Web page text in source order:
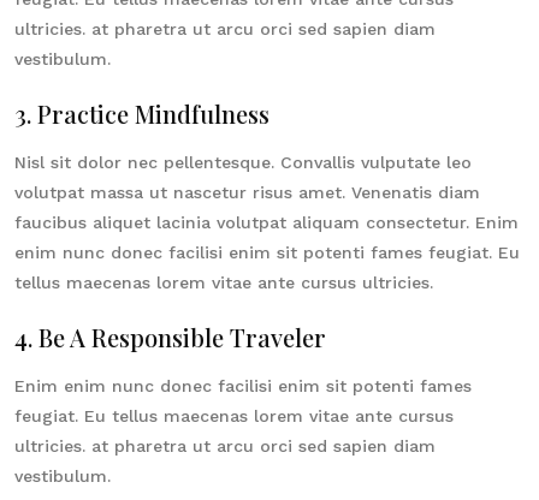
ultricies. at pharetra ut arcu orci sed sapien diam
vestibulum.
3. Practice Mindfulness
Nisl sit dolor nec pellentesque. Convallis vulputate leo
volutpat massa ut nascetur risus amet. Venenatis diam
faucibus aliquet lacinia volutpat aliquam consectetur. Enim
enim nunc donec facilisi enim sit potenti fames feugiat. Eu
tellus maecenas lorem vitae ante cursus ultricies.
4. Be A Responsible Traveler
Enim enim nunc donec facilisi enim sit potenti fames
feugiat. Eu tellus maecenas lorem vitae ante cursus
ultricies. at pharetra ut arcu orci sed sapien diam
vestibulum.